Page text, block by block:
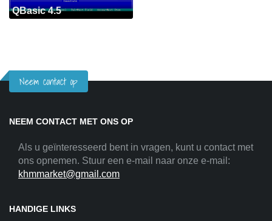
QBasic 4.5
Neem contact op
NEEM CONTACT MET ONS OP
Als u geïnteresseerd bent in vragen, kunt u contact met
ons opnemen. Stuur een e-mail naar onze e-mail:
khmmarket@gmail.com
HANDIGE LINKS